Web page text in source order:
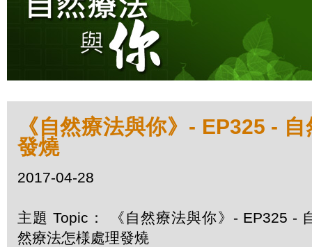
《自然療法與你》- EP325 -
發燒
2017-04-28
主題 Topic： 《自然療法與你》- EP325 -
然療法怎様處理發燒